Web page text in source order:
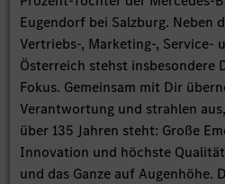
Eugendorf bei Salzburg. Neben
Vertriebs-, Marketing-, Service-
Österreich stehst insbesondere
Fokus. Gemeinsam mit Dir
Verantwortung und strahlen
über 135 Jahren steht: Große
Innovation und höchste
und das Ganze auf Augenhöhe.